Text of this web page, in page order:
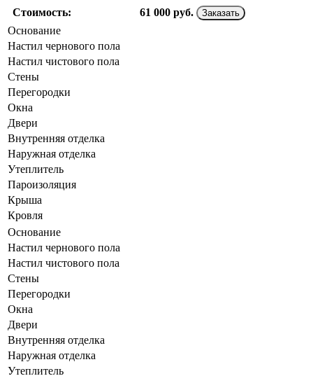
Стоимость: 61 000руб. Заказать
Основание
Настил чернового пола
Настил чистового пола
Стены
Перегородки
Окна
Двери
Внутренняя отделка
Наружная отделка
Утеплитель
Пароизоляция
Крыша
Кровля
Основание
Настил чернового пола
Настил чистового пола
Стены
Перегородки
Окна
Двери
Внутренняя отделка
Наружная отделка
Утеплитель